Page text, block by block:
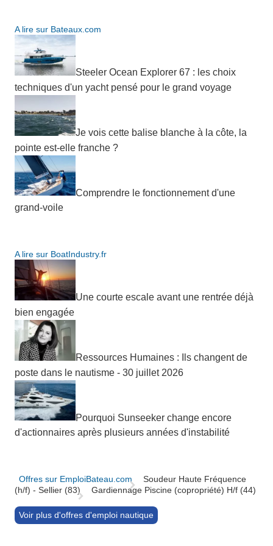
A lire sur Bateaux.com
Steeler Ocean Explorer 67 : les choix
techniques d'un yacht pensé pour le grand voyage
Je vois cette balise blanche à la côte, la
pointe est-elle franche ?
Comprendre le fonctionnement d'une
grand-voile
A lire sur BoatIndustry.fr
Une courte escale avant une rentrée déjà
bien engagée
Ressources Humaines : Ils changent de
poste dans le nautisme - 30 juillet 2026
Pourquoi Sunseeker change encore
d'actionnaires après plusieurs années d'instabilité
Offres sur EmploiBateau.com
Soudeur Haute Fréquence
(h/f) - Sellier (83)
Gardiennage Piscine (copropriété) H/f (44)
Voir plus d'offres d'emploi nautique